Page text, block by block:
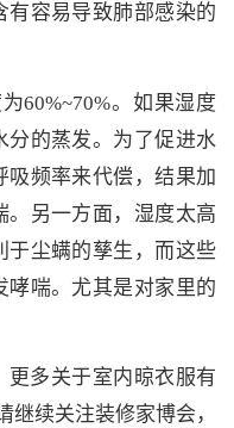
有容易导致肺部感染的
60%~70%。如果湿度
分的蒸发。为了促进水
吸频率来代偿，结果加
。另一方面，湿度太高
于尘螨的孳生，而这些
哮喘。尤其是对家里的
多关于室内晾衣服有
续关注装修家博会，